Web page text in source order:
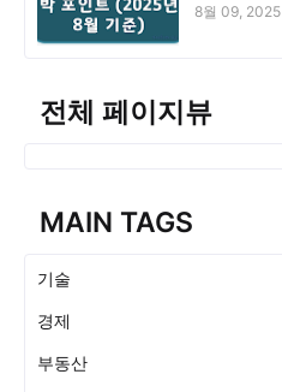
8월 09, 2025
전체 페이지뷰
MAIN TAGS
기술
경제
부동산